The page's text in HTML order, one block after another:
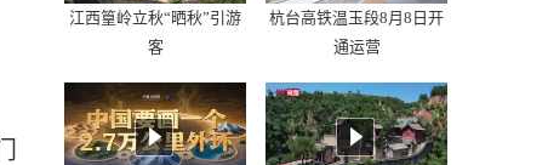
江西篁岭立秋“晒秋”引游
客
杭台高铁温玉段8月8日开
通运营